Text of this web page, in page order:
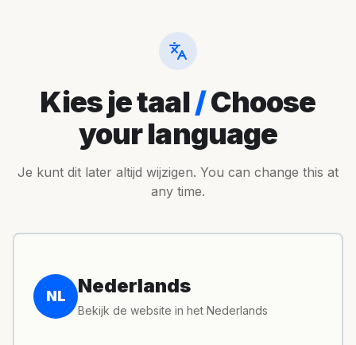
Kies je taal/Choose
your language
Je kunt dit later altijd wijzigen. You can change this at
any time.
NL Nederlands
Bekijk de website in het Nederlands